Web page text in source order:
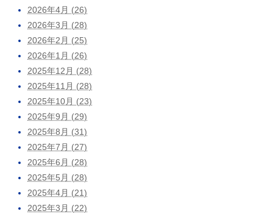
2026年4月 (26)
2026年3月 (28)
2026年2月 (25)
2026年1月 (26)
2025年12月 (28)
2025年11月 (28)
2025年10月 (23)
2025年9月 (29)
2025年8月 (31)
2025年7月 (27)
2025年6月 (28)
2025年5月 (28)
2025年4月 (21)
2025年3月 (22)